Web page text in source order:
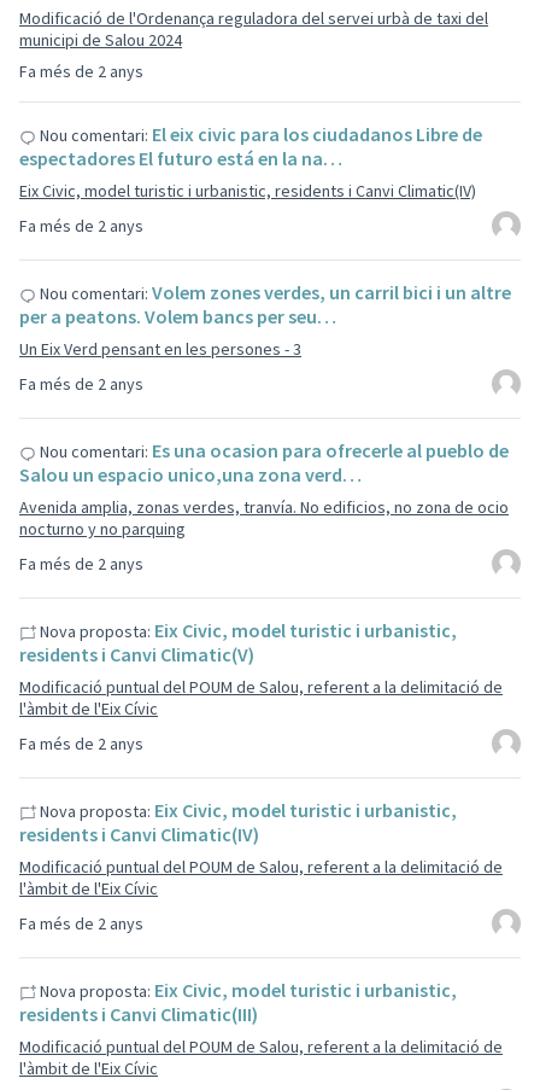
Fa més de 2 anys
Modificació de l'Ordenança reguladora del servei urbà de taxi del
municipi de Salou 2024
Fa més de 2 anys
Nou comentari: El eix civic para los ciudadanos Libre de
espectadores El futuro está en la na…
Eix Civic, model turistic i urbanistic, residents i Canvi Climatic(IV)
Fa més de 2 anys
Nou comentari: Volem zones verdes, un carril bici i un altre
per a peatons. Volem bancs per seu…
Un Eix Verd pensant en les persones - 3
Fa més de 2 anys
Nou comentari: Es una ocasion para ofrecerle al pueblo de
Salou un espacio unico,una zona verd…
Avenida amplia, zonas verdes, tranvía. No edificios, no zona de ocio
nocturno y no parquing
Fa més de 2 anys
Nova proposta: Eix Civic, model turistic i urbanistic,
residents i Canvi Climatic(V)
Modificació puntual del POUM de Salou, referent a la delimitació de
l'àmbit de l'Eix Cívic
Fa més de 2 anys
Nova proposta: Eix Civic, model turistic i urbanistic,
residents i Canvi Climatic(IV)
Modificació puntual del POUM de Salou, referent a la delimitació de
l'àmbit de l'Eix Cívic
Nova proposta: Eix Civic, model turistic i urbanistic,
residents i Canvi Climatic(III)
Modificació puntual del POUM de Salou, referent a la delimitació de
l'àmbit de l'Eix Cívic